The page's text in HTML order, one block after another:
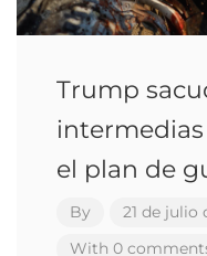
Trump
el plan de
By
21 de julio
With 0